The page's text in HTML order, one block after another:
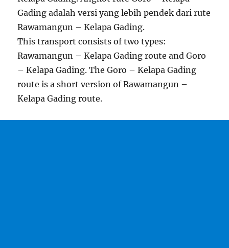
Gading adalah versi yang lebih pendek dari rute
Rawamangun – Kelapa Gading.
This transport consists of two types:
Rawamangun – Kelapa Gading route and Goro
– Kelapa Gading. The Goro – Kelapa Gading
route is a short version of Rawamangun –
Kelapa Gading route.